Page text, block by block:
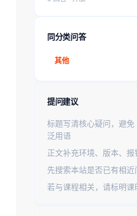
同分类问答
其他
提问建议
标题写清核心疑问，避
泛用语
正文补充环境、版本、报
先搜索本站是否已有相
若与课程相关，请标明